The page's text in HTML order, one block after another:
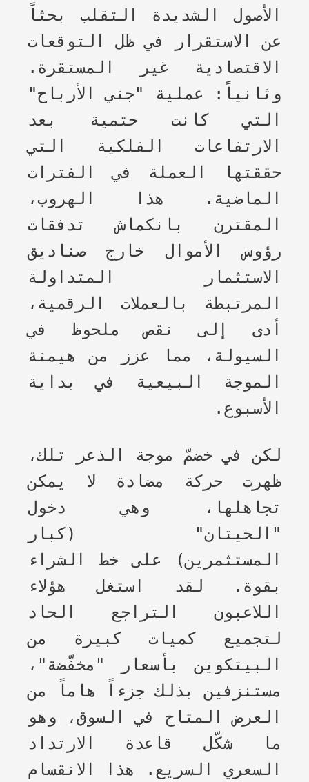
الأصول الشديدة التقلب بحثاً
عن الاستقرار في ظل التوقعات
الاقتصادية غير المستقرة.
وثانياً: عملية "جني الأرباح"
التي كانت حتمية بعد
الارتفاعات الفلكية التي
حققتها العملة في الفترات
الماضية. هذا الهروب،
المقترن بانكماش تدفقات
رؤوس الأموال خارج صناديق
الاستثمار المتداولة
المرتبطة بالعملات الرقمية،
أدى إلى نقص ملحوظ في
السيولة، مما عزز من هيمنة
الموجة البيعية في بداية
الأسبوع.
لكن في خضمّ موجة الذعر تلك،
ظهرت حركة مضادة لا يمكن
تجاهلها، وهي دخول
"الحيتان" (كبار
المستثمرين) على خط الشراء
بقوة. لقد استغل هؤلاء
اللاعبون التراجع الحاد
لتجميع كميات كبيرة من
البيتكوين بأسعار "مخفّضة"،
مستنزفين بذلك جزءاً هاماً من
العرض المتاح في السوق، وهو
ما شكّل قاعدة الارتداد
السعري السريع. هذا الانقسام